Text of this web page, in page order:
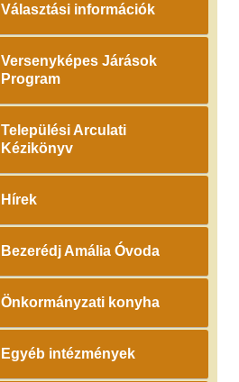
Választási információk
Versenyképes Járások
Program
Települési Arculati
Kézikönyv
Hírek
Bezerédj Amália Óvoda
Önkormányzati konyha
Egyéb intézmények